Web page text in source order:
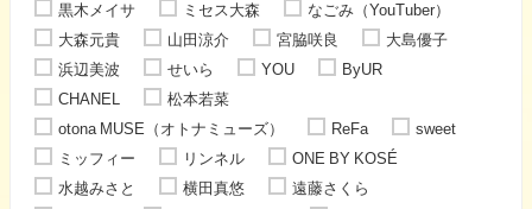
黒木メイサ
ミセス大森
なごみ（YouTuber）
大森元貴
山田涼介 宮脇咲良
大島優子
浜辺美波
せいら YOU
ByUR
CHANEL
松本若菜
otona MUSE（オトナミューズ）
ReFa
sweet
ミッフィー
リンネル
ONE BY KOSÉ
水越みさと
横田真悠
遠藤さくら